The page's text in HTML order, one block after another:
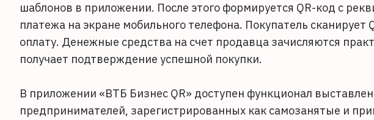
шаблонов в приложении. После этого формируется QR-код с
платежа на экране мобильного телефона. Покупатель
оплату. Денежные средства на счет продавца зачисляются
получает подтверждение успешной покупки.
В приложении «ВТБ Бизнес QR» доступен функционал
предпринимателей, зарегистрированных как самозанятые и